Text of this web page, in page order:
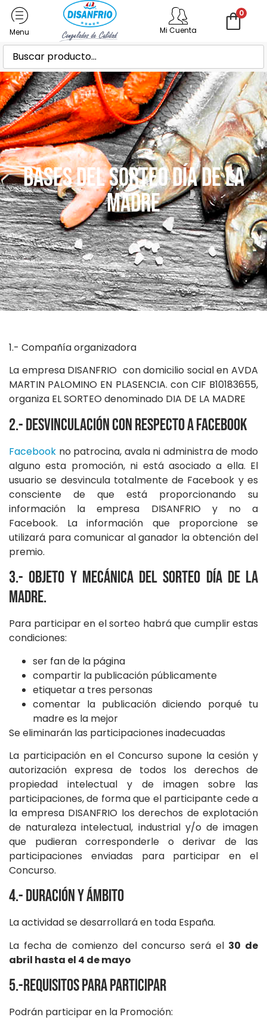
Mi Cuenta
0
Bases del Sorteo Día de la
Madre
1.- Compañía organizadora
La empresa DISANFRIO con domicilio social en AVDA
MARTIN PALOMINO EN PLASENCIA. con CIF B10183655,
organiza EL SORTEO denominado DIA DE LA MADRE
2.- Desvinculación con respecto a Facebook
Facebook no patrocina, avala ni administra de modo
alguno esta promoción, ni está asociado a ella. El
usuario se desvincula totalmente de Facebook y es
consciente de que está proporcionando su
información la empresa DISANFRIO y no a
Facebook. La información que proporcione se
utilizará para comunicar al ganador la obtención del
premio.
3.- Objeto y mecánica del sorteo Día de la
Madre.
Para participar en el sorteo habrá que cumplir estas
condiciones:
ser fan de la página
compartir la publicación públicamente
etiquetar a tres personas
comentar la publicación diciendo porqué tu
madre es la mejor
Se eliminarán las participaciones inadecuadas
La participación en el Concurso supone la cesión y
autorización expresa de todos los derechos de
propiedad intelectual y de imagen sobre las
participaciones, de forma que el participante cede a
la empresa DISANFRIO los derechos de explotación
de naturaleza intelectual, industrial y/o de imagen
que pudieran corresponderle o derivar de las
participaciones enviadas para participar en el
Concurso.
4.- Duración y Ámbito
La actividad se desarrollará en toda España.
La fecha de comienzo del concurso será el 30 de
abril hasta el 4 de mayo
5.-Requisitos para participar
Podrán participar en la Promoción: